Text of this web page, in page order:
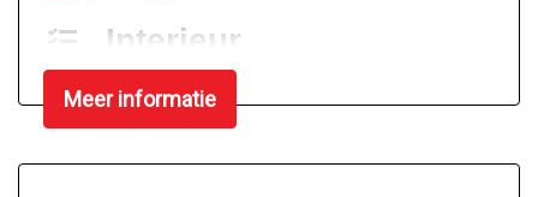
Interieur
Achterbank in delen neerklapbaar
Elektrische ramen voor
Stuurbekrachtiging
Meer informatie